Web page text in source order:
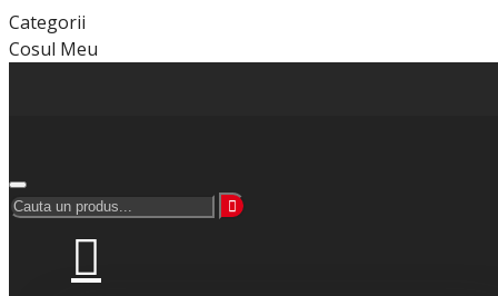
Categorii
Cosul Meu